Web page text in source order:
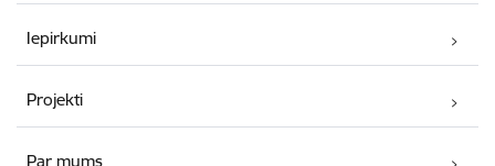
Iepirkumi
Projekti
Par mums